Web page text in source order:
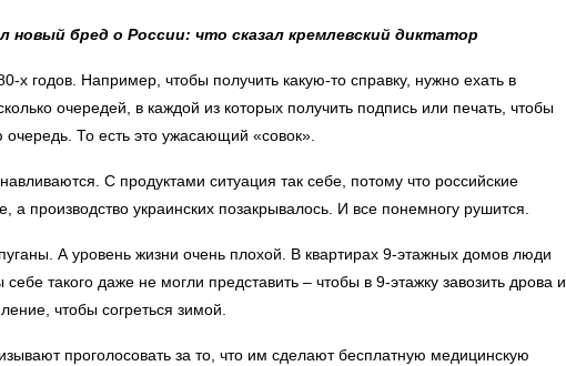
бред о России: что сказал кремлевский диктатор
х годов. Например, чтобы получить какую-то справку, нужно ехать в
очередей, в каждой из которых получить подпись или печать, чтобы
То есть это ужасающий «совок».
С продуктами ситуация так себе, потому что российские
а производство украинских позакрывалось. И все понемногу рушится.
А уровень жизни очень плохой. В квартирах 9-этажных домов люди
такого даже не могли представить – чтобы в 9-этажку завозить дрова и
чтобы согреться зимой.
проголосовать за то, что им сделают бесплатную медицинскую